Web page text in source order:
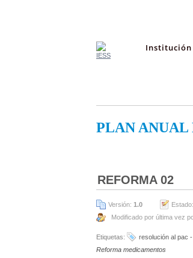
Institución
PLAN ANUAL
REFORMA 02
Versión: 1.0 Estado:
Modificado por última vez
Etiquetas:
resolución al pac
Reforma medicamentos